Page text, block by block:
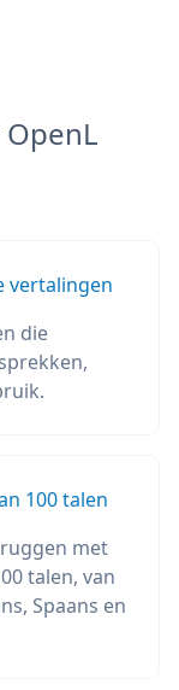
vertalingen
die
100 talen
met
talen, van
Spaans en